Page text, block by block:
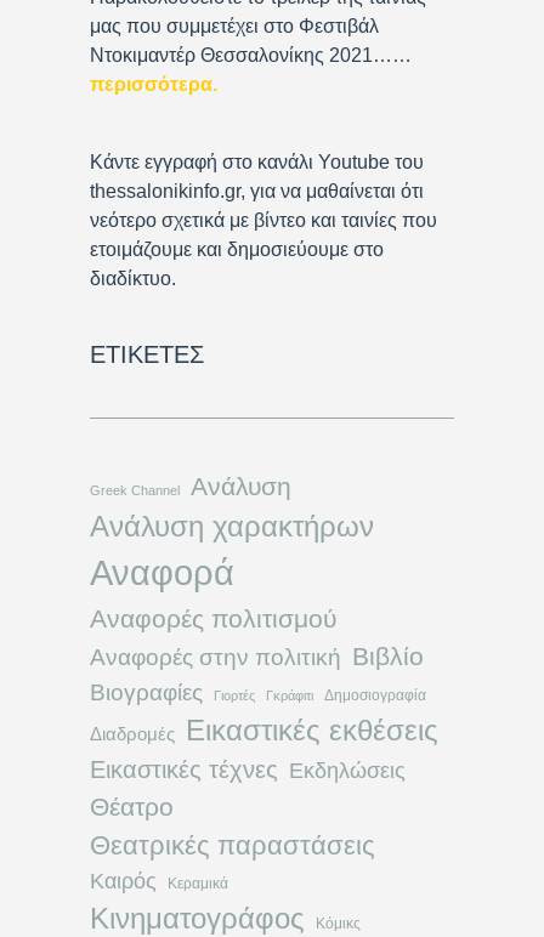
μας που συμμετέχει στο Φεστιβάλ
Ντοκιμαντέρ Θεσσαλονίκης 2021……
περισσότερα.
Κάντε εγγραφή στο κανάλι Youtube του
thessalonikinfo.gr, για να μαθαίνεται ότι
νεότερο σχετικά με βίντεο και ταινίες που
ετοιμάζουμε και δημοσιεύουμε στο
διαδίκτυο.
ΕΤΙΚΈΤΕΣ
Greek Channel Ανάλυση
Ανάλυση χαρακτήρων
Αναφορά
Αναφορές πολιτισμού
Αναφορές στην πολιτική Βιβλίο
Βιογραφίες Γιορτές Γκράφιτι Δημοσιογραφία
Διαδρομές Εικαστικές εκθέσεις
Εικαστικές τέχνες Εκδηλώσεις
Θέατρο
Θεατρικές παραστάσεις
Καιρός Κεραμικά
Κινηματογράφος Κόμικς